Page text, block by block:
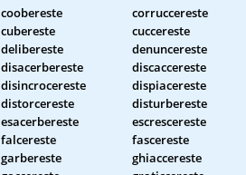
coobereste
corruccereste
cubereste
cuccereste
delibereste
denuncereste
disacerbereste
discaccereste
disincrocereste
dispiacereste
distorcereste
disturbereste
esacerbereste
escrescereste
falcereste
fascereste
garbereste
ghiaccereste